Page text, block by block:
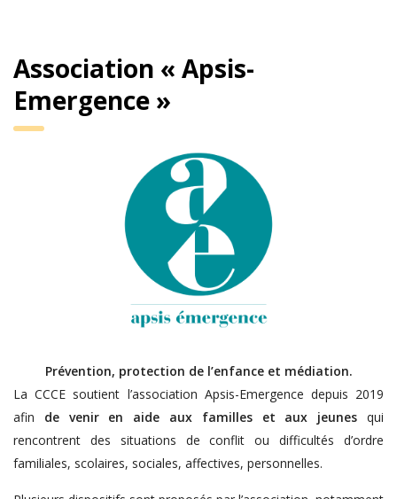
Association « Apsis-
Emergence »
Prévention, protection de l’enfance et médiation.
La CCCE soutient l’association Apsis-Emergence depuis 2019
afin de venir en aide aux familles et aux jeunes qui
rencontrent des situations de conflit ou difficultés d’ordre
familiales, scolaires, sociales, affectives, personnelles.